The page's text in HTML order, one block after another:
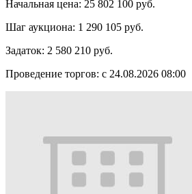
Начальная цена: 25 802 100 руб.
Шаг аукциона: 1 290 105 руб.
Задаток: 2 580 210 руб.
Проведение торгов: с 24.08.2026 08:00